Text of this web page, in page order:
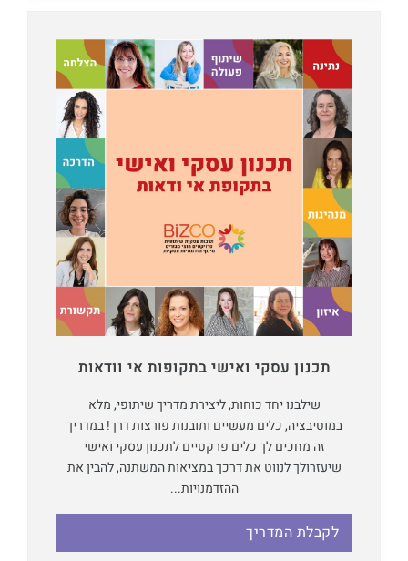
תכנון עסקי ואישי בתקופות אי וודאות
שילבנו יחד כוחות, ליצירת מדריך שיתופי, מלא
במוטיבציה, כלים מעשיים ותובנות פורצות דרך! במדריך
זה מחכים לך כלים פרקטיים לתכנון עסקי ואישי
שיעזרולך לנווט את דרכך במציאות המשתנה, להבין את
ההזדמנויות...
לקבלת המדריך